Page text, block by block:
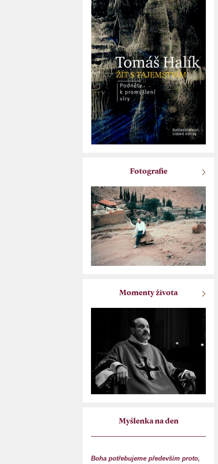
Fotografie
Momenty života
Myšlenka na den
Boha potřebujeme především proto,